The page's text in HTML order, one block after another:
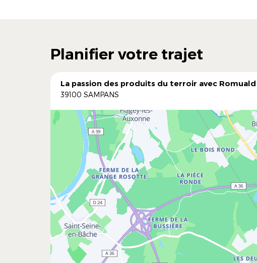
Planifier votre trajet
La passion des produits du terroir avec
39100 SAMPANS